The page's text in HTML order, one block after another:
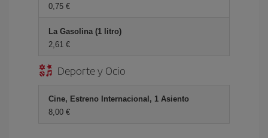
0,75 €
La Gasolina (1 litro)
2,61 €
Deporte y Ocio
Cine, Estreno Internacional, 1 Asiento
8,00 €